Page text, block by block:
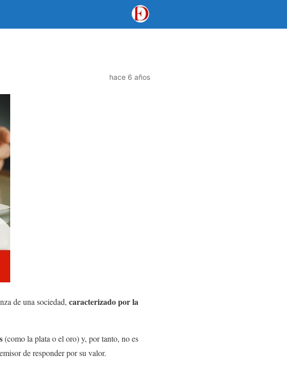
hace 6 años
de una sociedad, caracterizado por la
(como la plata o el oro) y, por tanto, no es
de responder por su valor.